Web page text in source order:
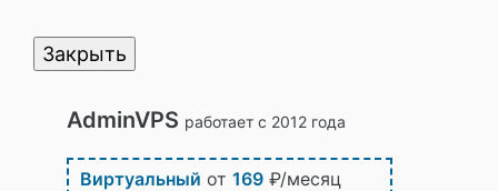
Закрыть
AdminVPS работает с 2012 года
Виртуальный от 169 ₽/месяц